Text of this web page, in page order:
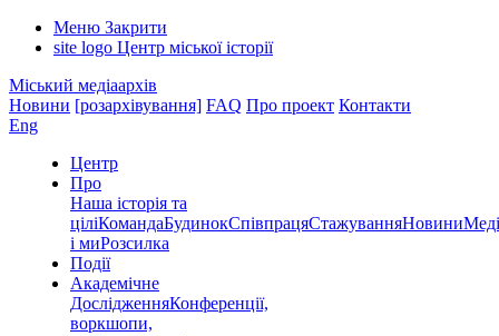
Меню Закрити
site logo Центр міської історії
Міський медіаархів
Новини [розархівування] FAQ Про проект Контакти
Eng
Центр
Про
Наша історія та
ціліКомандаБудинокСпівпрацяСтажуванняНовини
і миРозсилка
Події
Академічне
ДослідженняКонференції,
воркшопи,